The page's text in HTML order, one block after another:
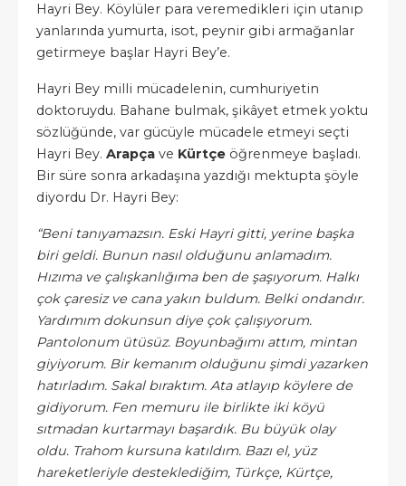
Hayri Bey. Köylüler para veremedikleri için utanıp
yanlarında yumurta, isot, peynir gibi armağanlar
getirmeye başlar Hayri Bey’e.
Hayri Bey milli mücadelenin, cumhuriyetin
doktoruydu. Bahane bulmak, şikâyet etmek yoktu
sözlüğünde, var gücüyle mücadele etmeyi seçti
Hayri Bey. Arapça ve Kürtçe öğrenmeye başladı.
Bir süre sonra arkadaşına yazdığı mektupta şöyle
diyordu Dr. Hayri Bey:
“Beni tanıyamazsın. Eski Hayri gitti, yerine başka
biri geldi. Bunun nasıl olduğunu anlamadım.
Hızıma ve çalışkanlığıma ben de şaşıyorum. Halkı
çok çaresiz ve cana yakın buldum. Belki ondandır.
Yardımım dokunsun diye çok çalışıyorum.
Pantolonum ütüsüz. Boyunbağımı attım, mintan
giyiyorum. Bir kemanım olduğunu şimdi yazarken
hatırladım. Sakal bıraktım. Ata atlayıp köylere de
gidiyorum. Fen memuru ile birlikte iki köyü
sıtmadan kurtarmayı başardık. Bu büyük olay
oldu. Trahom kursuna katıldım. Bazı el, yüz
hareketleriyle desteklediğim, Türkçe, Kürtçe,